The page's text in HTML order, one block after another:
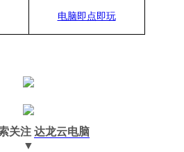
电脑即点即玩
关注 达龙云电脑
▼